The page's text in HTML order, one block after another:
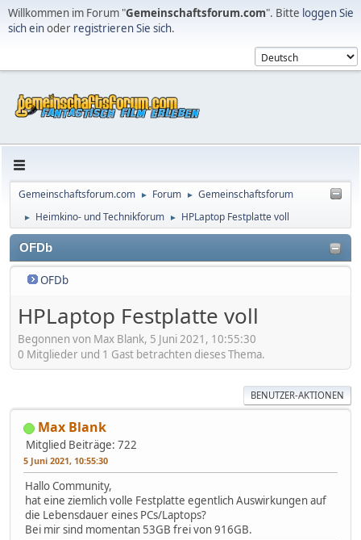
Willkommen im Forum "Gemeinschaftsforum.com". Bitte loggen Sie
sich einoder registrieren Sie sich.
Gemeinschaftsforum.com ► Forum ► Gemeinschaftsforum
► Heimkino- und Technikforum ► HPLaptop Festplatte voll
OFDb
OFDb
HPLaptop Festplatte voll
Begonnen von Max Blank, 5 Juni 2021, 10:55:30
0 Mitglieder und 1 Gast betrachten dieses Thema.
BENUTZER-AKTIONEN
Max Blank
Mitglied Beiträge: 722
5 Juni 2021, 10:55:30
Hallo Community,
hat eine ziemlich volle Festplatte egentlich Auswirkungen auf
die Lebensdauer eines PCs/Laptops?
Bei mir sind momentan 53GB frei von 916GB.